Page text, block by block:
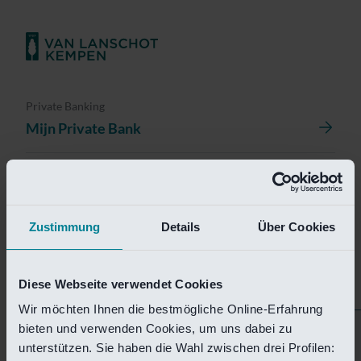
Zustimmung Details Über Cookies
Diese Webseite verwendet Cookies
Wir möchten Ihnen die bestmögliche Online-Erfahrung
bieten und verwenden Cookies, um uns dabei zu
unterstützen. Sie haben die Wahl zwischen drei Profilen:
Private Banking
Mijn Private Bank
Helaas is deze pagina